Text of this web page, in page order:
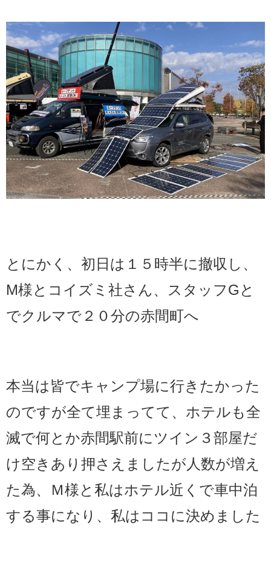
とにかく、初日は１５時半に撤収し、
M様とコイズミ社さん、スタッフGと
でクルマで２０分の赤間町へ
本当は皆でキャンプ場に行きたかった
のですが全て埋まってて、ホテルも全
滅で何とか赤間駅前にツイン３部屋だ
け空きあり押さえましたが人数が増え
た為、Ｍ様と私はホテル近くで車中泊
する事になり、私はココに決めました